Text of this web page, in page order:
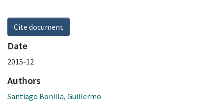
Cite document
Date
2015-12
Authors
Santiago Bonilla, Guillermo